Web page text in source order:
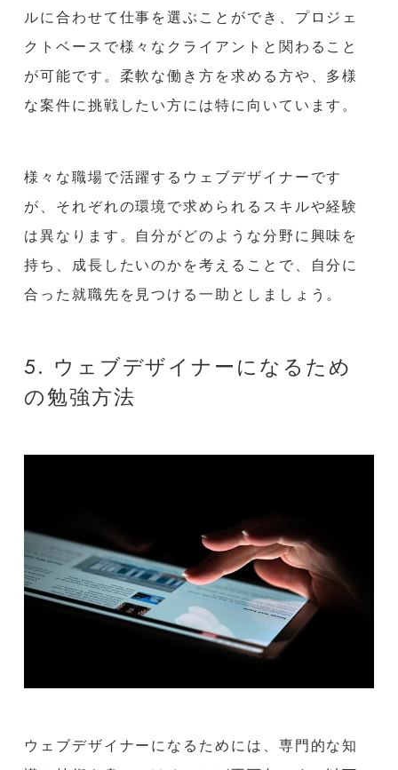
ルに合わせて仕事を選ぶことができ、プロジェ
クトベースで様々なクライアントと関わること
が可能です。柔軟な働き方を求める方や、多様
な案件に挑戦したい方には特に向いています。
様々な職場で活躍するウェブデザイナーです
が、それぞれの環境で求められるスキルや経験
は異なります。自分がどのような分野に興味を
持ち、成長したいのかを考えることで、自分に
合った就職先を見つける一助としましょう。
5. ウェブデザイナーになるため
の勉強方法
ウェブデザイナーになるためには、専門的な知